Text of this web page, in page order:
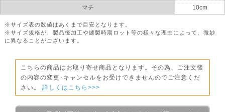
マチ
10cm
※サイズ表の数値はあくまで目安となります。
※サイズ規格が、製品後加工や縫製時期ロット等の様々な理由によって、微妙
に異なることがございます。
こちらの商品はお取り寄せ商品となります。その為、ご注文後
の内容の変更･キャンセルをお受けできませんのでご注意くだ
さい。詳しくはこちら>>>